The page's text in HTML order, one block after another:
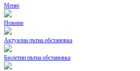
Меню
Новини
Актуална пътна обстановка
Бюлетин пътна обстановка